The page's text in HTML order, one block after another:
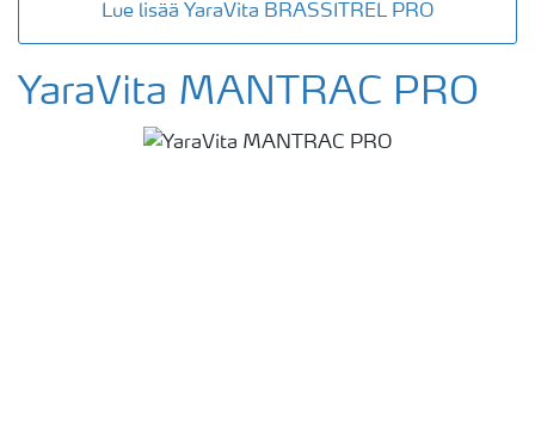
Lue lisää YaraVita BRASSITREL PRO
YaraVita MANTRAC PRO